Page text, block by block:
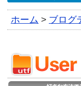
ホーム > ブログ